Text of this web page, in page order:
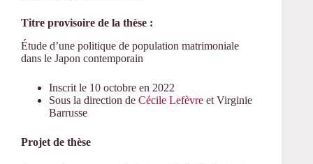
Titre provisoire de la thèse :
Étude d’une politique de population matrimoniale
dans le Japon contemporain
Inscrit le 10 octobre en 2022
Sous la direction de Cécile Lefèvre et Virginie
Barrusse
Projet de thèse